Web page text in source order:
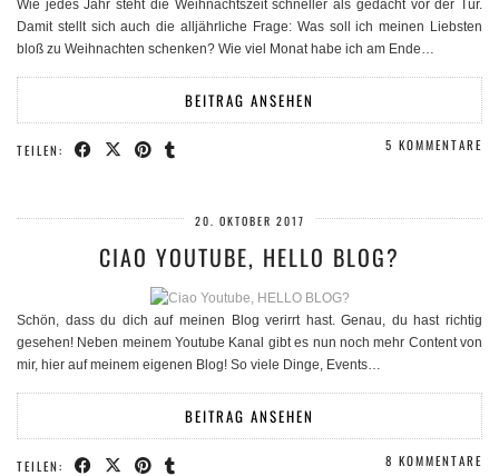
Wie jedes Jahr steht die Weihnachtszeit schneller als gedacht vor der Tür.
Damit stellt sich auch die alljährliche Frage: Was soll ich meinen Liebsten
bloß zu Weihnachten schenken? Wie viel Monat habe ich am Ende…
BEITRAG ANSEHEN
TEILEN: 5 KOMMENTARE
20. OKTOBER 2017
CIAO YOUTUBE, HELLO BLOG?
Schön, dass du dich auf meinen Blog verirrt hast. Genau, du hast richtig
gesehen! Neben meinem Youtube Kanal gibt es nun noch mehr Content von
mir, hier auf meinem eigenen Blog! So viele Dinge, Events…
BEITRAG ANSEHEN
TEILEN: 8 KOMMENTARE